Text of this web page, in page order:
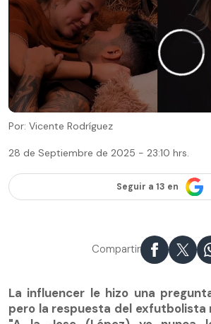
Por: Vicente Rodríguez
28 de Septiembre de 2025 - 23:10 hrs.
Seguir a 13 en
Compartir
La influencer le hizo una
pero la respuesta del exfutbolista